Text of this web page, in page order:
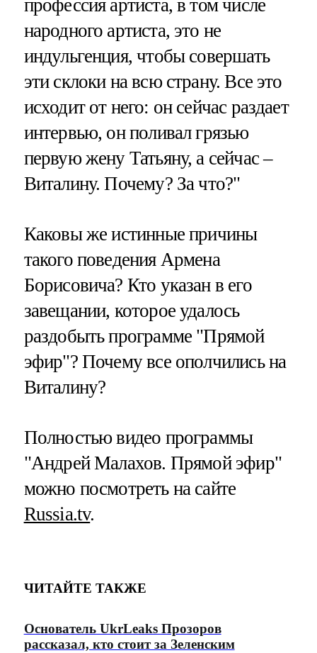
профессия артиста, в том числе
народного артиста, это не
индульгенция, чтобы совершать
эти склоки на всю страну. Все это
исходит от него: он сейчас раздает
интервью, он поливал грязью
первую жену Татьяну, а сейчас –
Виталину. Почему? За что?"
Каковы же истинные причины
такого поведения Армена
Борисовича? Кто указан в его
завещании, которое удалось
раздобыть программе "Прямой
эфир"? Почему все ополчились на
Виталину?
Полностью видео программы
"Андрей Малахов. Прямой эфир"
можно посмотреть на сайте
Russia.tv.
ЧИТАЙТЕ ТАКЖЕ
Основатель UkrLeaks Прозоров
рассказал, кто стоит за Зеленским